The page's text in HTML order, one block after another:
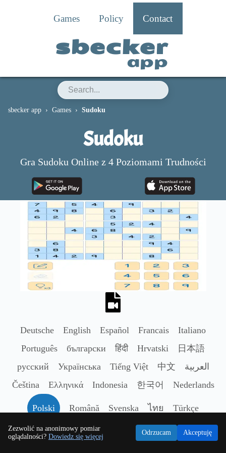
Zezwolić na anonimowy pomiar
oglądalności? Dowiedz się więcej
Odrzucam Akceptuję
Games Policy Contact
sbecker
app
sbecker app Games Sudoku
Sudoku
Gra Sudoku Online z 4 Poziomami Trudności
Deutsche English Español Francais
Italiano
Português
български हिंदी Hrvatski
日本語
русский
Українська Tiếng Việt 中文
العربية
Čeština
Ελληνικά Indonesia 한국어 Nederlands
Polski Română Svenska ไทย Türkçe